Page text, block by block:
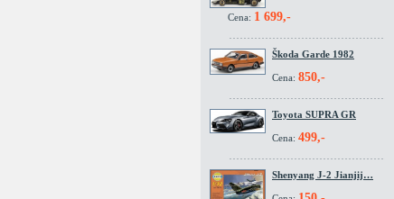
Cena: 1 699,-
Škoda Garde 1982
Cena: 850,-
Toyota SUPRA GR
Cena: 499,-
Shenyang J-2 Jianjij…